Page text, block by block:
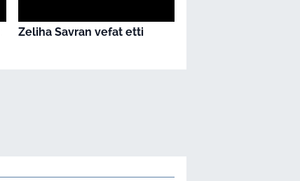
Zeliha Savran vefat etti